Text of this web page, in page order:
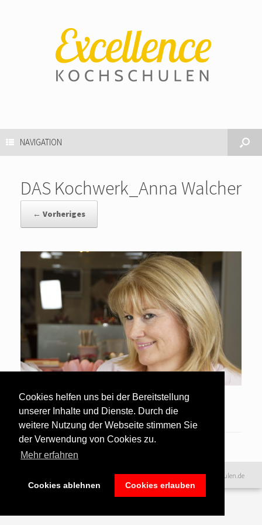
Cookies helfen uns bei der Bereitstellung
unserer Inhalte und Dienste. Durch die
weitere Nutzung der Webseite stimmen Sie
der Verwendung von Cookies zu.
Mehr erfahren
Cookies ablehnen Cookies erlauben
NAVIGATION
DAS Kochwerk_Anna Walcher
← Vorheriges
Anna Walcher DAS Kochwerk Wien
Teilnahmebedingungen|
©2016 www.excellence-kochschulen.de